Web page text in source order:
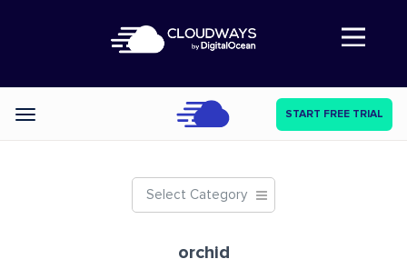
Abre a navegação
Categories START FREE TRIAL
Select Category
orchid